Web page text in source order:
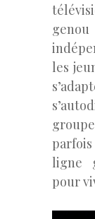
les
ligne
pour